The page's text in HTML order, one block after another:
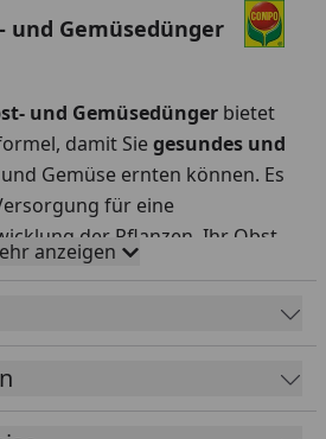
und Gemüsedünger
und Gemüsedünger bietet
damit Siegesundes und
Gemüse ernten können. Es
für eine
der Pflanzen. Ihr Obst
kräftigund gesund und
Obst und
anzeigen